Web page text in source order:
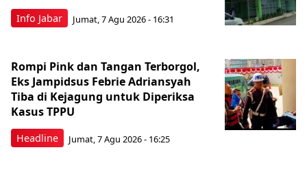
Info Jabar Jumat, 7 Agu 2026 - 16:31
Headline
Rompi Pink dan Tangan Terborgol,
Eks Jampidsus Febrie Adriansyah
Tiba di Kejagung untuk Diperiksa
Kasus TPPU
Jumat, 7 Agu 2026 - 16:25